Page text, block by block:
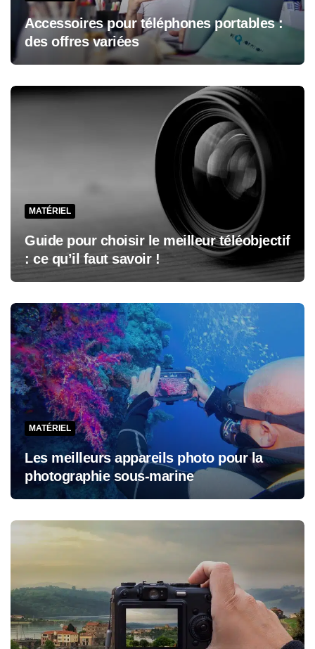
Accessoires pour téléphones portables :
des offres variées
MATÉRIEL
Guide pour choisir le meilleur téléobjectif
: ce qu’il faut savoir !
MATÉRIEL
Les meilleurs appareils photo pour la
photographie sous-marine